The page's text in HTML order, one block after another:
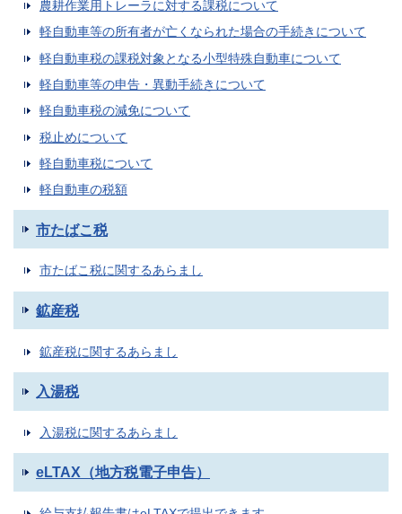
農耕作業用トレーラに対する課税について
軽自動車等の所有者が亡くなられた場合の手続きについて
軽自動車税の課税対象となる小型特殊自動車について
軽自動車等の申告・異動手続きについて
軽自動車税の減免について
税止めについて
軽自動車税について
軽自動車の税額
市たばこ税
市たばこ税に関するあらまし
鉱産税
鉱産税に関するあらまし
入湯税
入湯税に関するあらまし
eLTAX（地方税電子申告）